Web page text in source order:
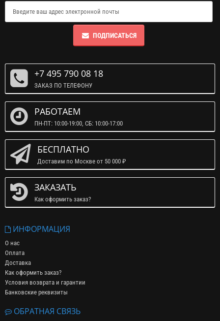
ПОДПИСАТЬСЯ
+7 495 790 08 18
ЗАКАЗ ПО ТЕЛЕФОНУ
РАБОТАЕМ
ПН-ПТ: 10:00-19:00, СБ: 10:00-17:00
БЕСПЛАТНО
Доставим по Москве от 50 000 ₽
ЗАКАЗАТЬ
Как оформить заказ?
ИНФОРМАЦИЯ
О нас
Оплата
Доставка
Как оформить заказ?
Условия возврата и гарантии
Банковские реквизиты
ОБРАТНАЯ СВЯЗЬ